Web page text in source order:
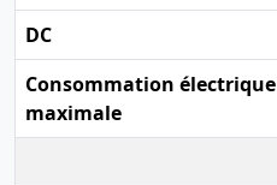
DC
Consommation électrique
maximale